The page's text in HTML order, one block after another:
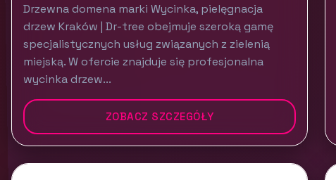
Drzewna domena marki Wycinka, pielęgnacja
drzew Kraków | Dr-tree obejmuje szeroką gamę
specjalistycznych usług związanych z zielenią
miejską. W ofercie znajduje się profesjonalna
wycinka drzew...
ZOBACZ SZCZEGÓŁY